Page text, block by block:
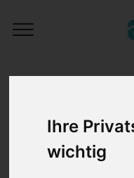
Ihre
wichtig
Open